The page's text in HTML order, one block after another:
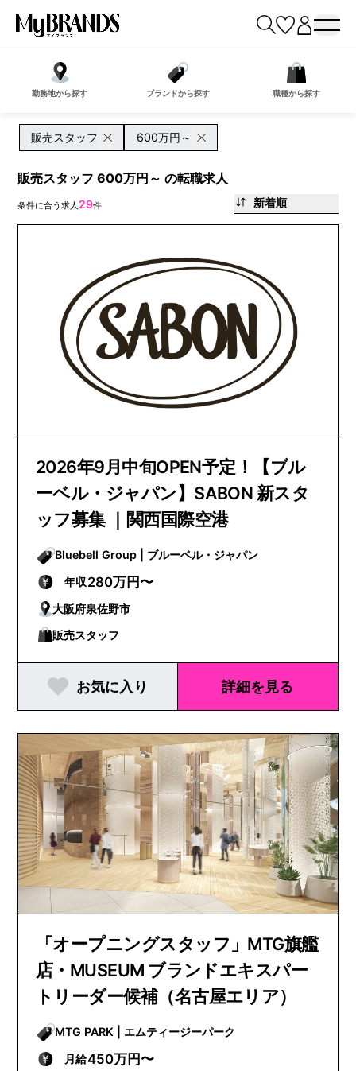
勤務地から探す ブランドから探す 職種から探す
販売スタッフ 600万円～
販売スタッフ 600万円～ の転職求人
条件に合う求人 29件 新着順
2026年9月中旬OPEN予定！【ブル
ーベル・ジャパン】SABON 新スタ
ッフ募集 ｜関西国際空港
Bluebell Group | ブルーベル・ジャパン
年収280万円〜
大阪府泉佐野市
販売スタッフ
お気に入り 詳細を見る
「オープニングスタッフ」MTG旗艦
店・MUSEUM ブランドエキスパー
トリーダー候補（名古屋エリア）
MTG PARK | エムティージーパーク
月給450万円〜